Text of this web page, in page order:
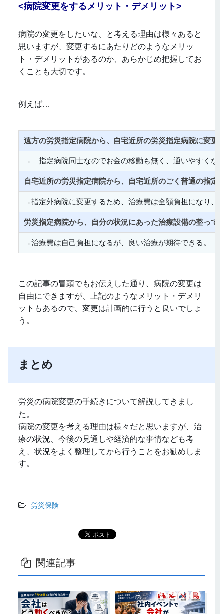
<病院変更をするメリット・デメリット>
病院の変更をしたいな、と考える理由は様々あると
思いますが、変更するにあたりどのようなメリッ
ト・デメリットがあるのか、あらかじめ把握してお
くことも大切です。
例えば…
遠方の労災指定病院から、自宅近所の労災指定病院に変更
→ 指定病院同士なのでお金の移動も無く、通いやすくな
自宅近所の労災指定病院から、自宅近所のごく普通の指定
→指定外病院に変更するため、治療費は全額負担になり
労災指定病院から、自分の状況にあった治療設備の整って
→治療費は自己負担になるが、良い治療が期待できる。→
この記事の冒頭でもお伝えした通り、病院の変更は
自由にできますが、上記のようなメリット・デメリ
ットもあるので、変更は計画的に行うと良いでしょ
う。
まとめ
労災の病院変更の手続きについて解説してきまし
た。
病院の変更を考える理由は様々だと思いますが、治
療の状況、今後の見通しや経済的な事情なども考
え、状況をよく整理してから行うことをお勧めしま
す。
労災保険
関連記事